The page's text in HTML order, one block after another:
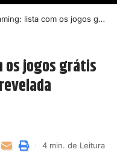
com os jogos grátis de janeiro finalmente é revelada
os jogos grátis
4 min. de Leitura